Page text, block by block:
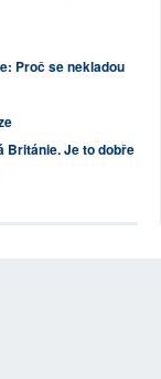
Proč se nekladou
Británie. Je to dobře